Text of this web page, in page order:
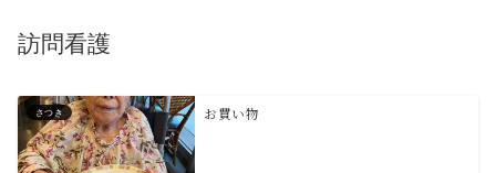
訪問看護
さつき お買い物